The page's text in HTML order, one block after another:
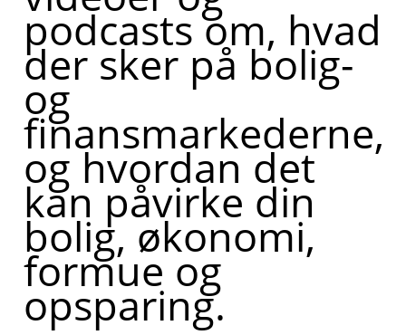
podcasts om, hvad
der sker på bolig-
og
finansmarkederne,
og hvordan det
kan påvirke din
bolig, økonomi,
formue og
opsparing.